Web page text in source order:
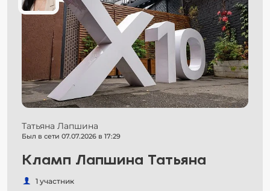
Татьяна Лапшина
Был в сети 07.07.2026 в 17:29
Кламп Лапшина Татьяна
1 участник